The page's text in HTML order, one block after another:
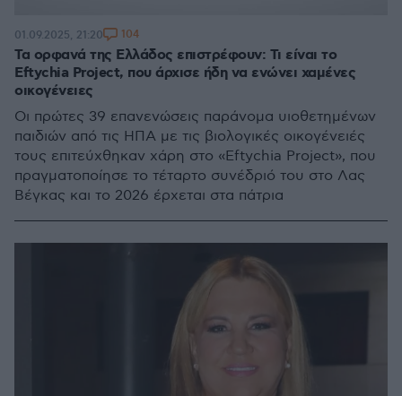
Τα ορφανά της Ελλάδος επιστρέφουν: Τι είναι το
Eftychia Project, που άρχισε ήδη να ενώνει χαμένες
οικογένειες
Οι πρώτες 39 επανενώσεις παράνομα υιοθετημένων
παιδιών από τις ΗΠΑ με τις βιολογικές οικογένειές
τους επιτεύχθηκαν χάρη στο «Eftychia Project», που
πραγματοποίησε το τέταρτο συνέδριό του στο Λας
Βέγκας και το 2026 έρχεται στα πάτρια
01.09.2025, 21:20 104